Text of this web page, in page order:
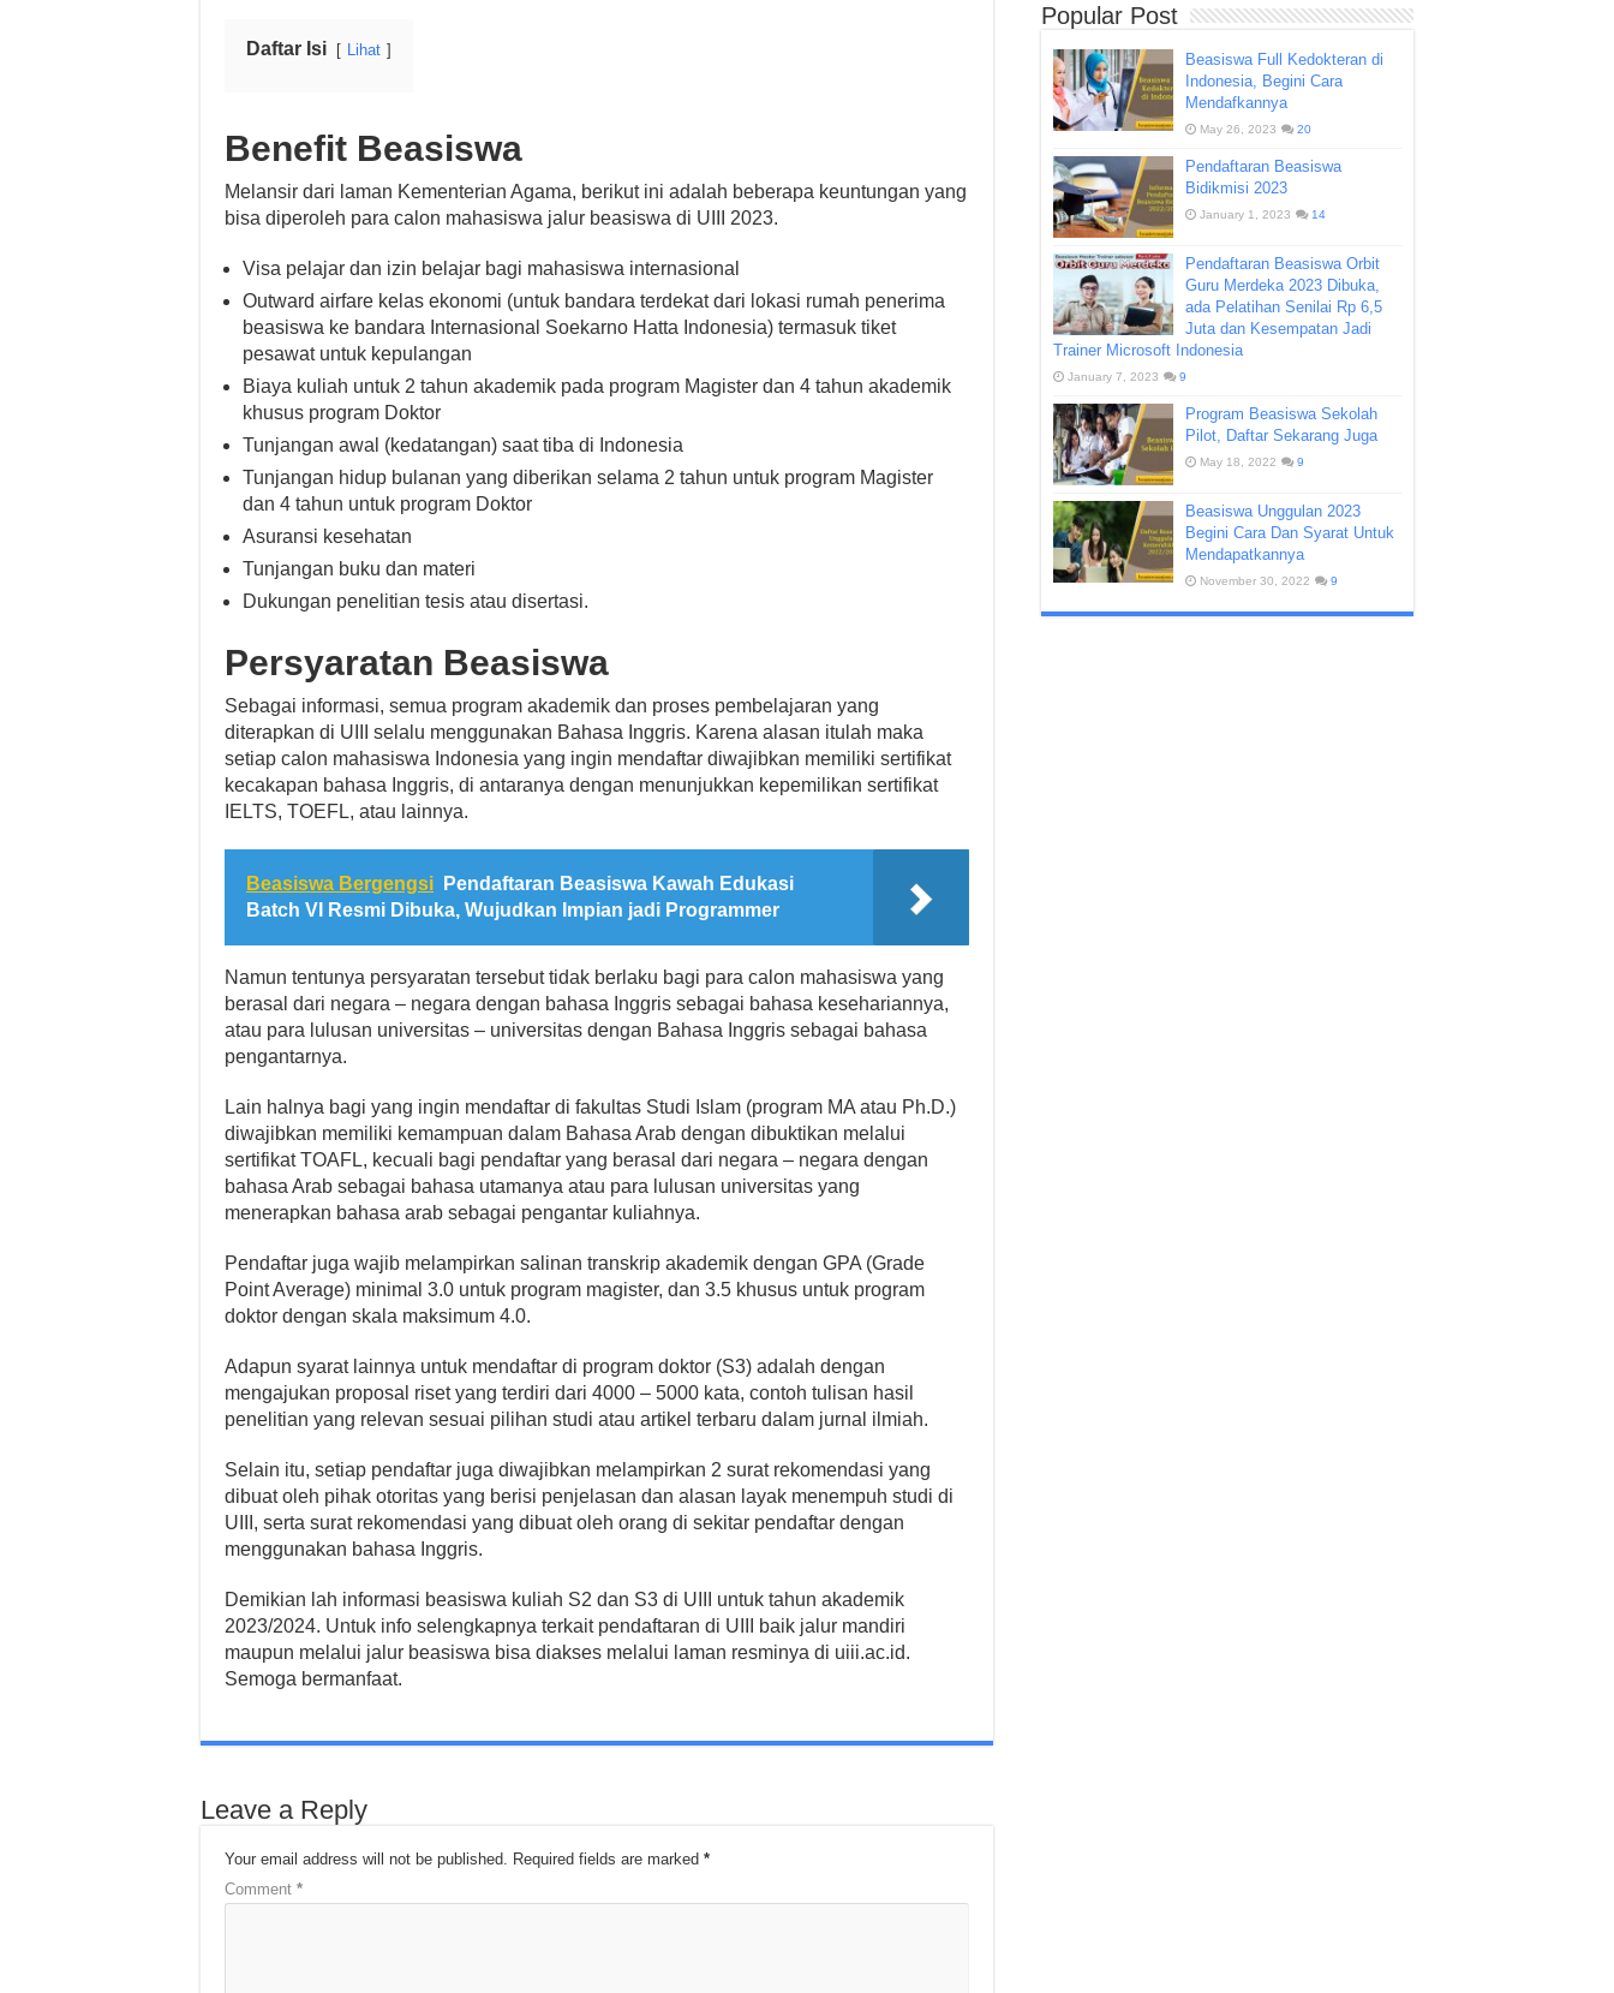
Daftar Isi Lihat
Benefit Beasiswa
Melansir dari laman Kementerian Agama, berikut ini adalah beberapa keuntungan yang
bisa diperoleh para calon mahasiswa jalur beasiswa di UIII 2023.
Visa pelajar dan izin belajar bagi mahasiswa internasional
Outward airfare kelas ekonomi (untuk bandara terdekat dari lokasi rumah penerima
beasiswa ke bandara Internasional Soekarno Hatta Indonesia) termasuk tiket
pesawat untuk kepulangan
Biaya kuliah untuk 2 tahun akademik pada program Magister dan 4 tahun akademik
khusus program Doktor
Tunjangan awal (kedatangan) saat tiba di Indonesia
Tunjangan hidup bulanan yang diberikan selama 2 tahun untuk program Magister
dan 4 tahun untuk program Doktor
Asuransi kesehatan
Tunjangan buku dan materi
Dukungan penelitian tesis atau disertasi.
Persyaratan Beasiswa
Sebagai informasi, semua program akademik dan proses pembelajaran yang
diterapkan di UIII selalu menggunakan Bahasa Inggris. Karena alasan itulah maka
setiap calon mahasiswa Indonesia yang ingin mendaftar diwajibkan memiliki sertifikat
kecakapan bahasa Inggris, di antaranya dengan menunjukkan kepemilikan sertifikat
IELTS, TOEFL, atau lainnya.
Beasiswa Bergengsi
Pendaftaran Beasiswa Kawah Edukasi
Batch VI Resmi Dibuka, Wujudkan Impian jadi Programmer
Namun tentunya persyaratan tersebut tidak berlaku bagi para calon mahasiswa yang
berasal dari negara – negara dengan bahasa Inggris sebagai bahasa kesehariannya,
atau para lulusan universitas – universitas dengan Bahasa Inggris sebagai bahasa
pengantarnya.
Lain halnya bagi yang ingin mendaftar di fakultas Studi Islam (program MA atau Ph.D.)
diwajibkan memiliki kemampuan dalam Bahasa Arab dengan dibuktikan melalui
sertifikat TOAFL, kecuali bagi pendaftar yang berasal dari negara – negara dengan
bahasa Arab sebagai bahasa utamanya atau para lulusan universitas yang
menerapkan bahasa arab sebagai pengantar kuliahnya.
Pendaftar juga wajib melampirkan salinan transkrip akademik dengan GPA (Grade
Point Average) minimal 3.0 untuk program magister, dan 3.5 khusus untuk program
doktor dengan skala maksimum 4.0.
Adapun syarat lainnya untuk mendaftar di program doktor (S3) adalah dengan
mengajukan proposal riset yang terdiri dari 4000 – 5000 kata, contoh tulisan hasil
penelitian yang relevan sesuai pilihan studi atau artikel terbaru dalam jurnal ilmiah.
Selain itu, setiap pendaftar juga diwajibkan melampirkan 2 surat rekomendasi yang
dibuat oleh pihak otoritas yang berisi penjelasan dan alasan layak menempuh studi di
UIII, serta surat rekomendasi yang dibuat oleh orang di sekitar pendaftar dengan
menggunakan bahasa Inggris.
Demikian lah informasi beasiswa kuliah S2 dan S3 di UIII untuk tahun akademik
2023/2024. Untuk info selengkapnya terkait pendaftaran di UIII baik jalur mandiri
maupun melalui jalur beasiswa bisa diakses melalui laman resminya di uiii.ac.id.
Semoga bermanfaat.
Leave a Reply
Your email address will not be published. Required fields are marked *
Comment *
Popular Post
Beasiswa Full Kedokteran di
Indonesia, Begini Cara
Mendafkannya
May 26, 2023 20
Pendaftaran Beasiswa
Bidikmisi 2023
January 1, 2023 14
Pendaftaran Beasiswa Orbit
Guru Merdeka 2023 Dibuka,
ada Pelatihan Senilai Rp 6,5
Juta dan Kesempatan Jadi
Trainer Microsoft Indonesia
January 7, 2023 9
Program Beasiswa Sekolah
Pilot, Daftar Sekarang Juga
May 18, 2022 9
Beasiswa Unggulan 2023
Begini Cara Dan Syarat Untuk
Mendapatkannya
November 30, 2022 9